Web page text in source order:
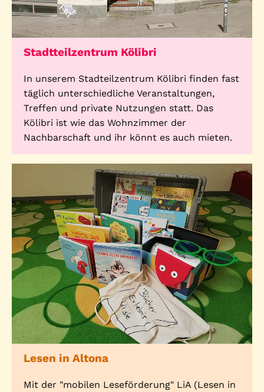
Stadtteilzentrum Kölibri
In unserem Stadteilzentrum Kölibri finden fast
täglich unterschiedliche Veranstaltungen,
Treffen und private Nutzungen statt. Das
Kölibri ist wie das Wohnzimmer der
Nachbarschaft und ihr könnt es auch mieten.
Lesen in Altona
Mit der "mobilen Leseförderung" LiA (Lesen in